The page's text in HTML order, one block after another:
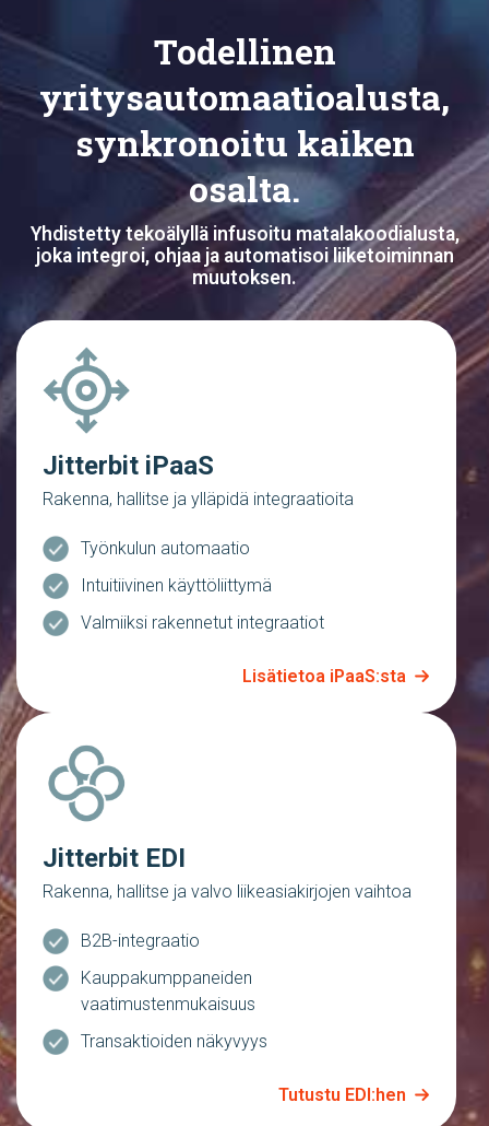
Todellinen
yritysautomaatioalusta,
synkronoitu kaiken
osalta.
Yhdistetty tekoälyllä infusoitu matalakoodialusta,
joka integroi, ohjaa ja automatisoi liiketoiminnan
muutoksen.
Jitterbit iPaaS
Rakenna, hallitse ja ylläpidä integraatioita
Työnkulun automaatio
Intuitiivinen käyttöliittymä
Valmiiksi rakennetut integraatiot
Lisätietoa iPaaS:sta
Jitterbit EDI
Rakenna, hallitse ja valvo liikeasiakirjojen vaihtoa
B2B-integraatio
Kauppakumppaneiden
vaatimustenmukaisuus
Transaktioiden näkyvyys
Tutustu EDI:hen